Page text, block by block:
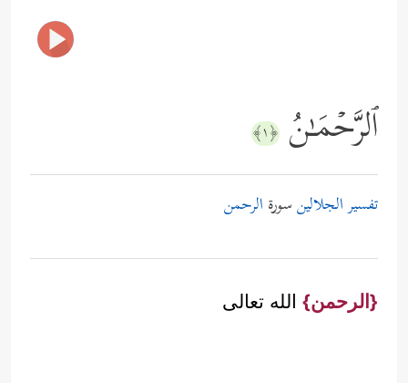
ٱلرَّحۡمَـٰنُ ﴿١﴾
تفسير الجلالينسورة الرحمن
{الرحمن} الله تعالى